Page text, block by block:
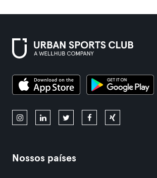
Nossos países